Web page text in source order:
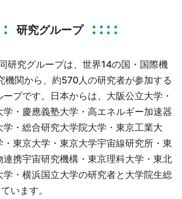
研究グループ
研究グループは、世界14の国・国際機
機関から、約570人の研究者が参加する
プです。日本からは、大阪公立大学・
学・慶應義塾大学・高エネルギー加速器
・総合研究大学院大学・東京工業大
東京大学・東京大学宇宙線研究所・東
携宇宙研究機構・東京理科大学・東北
学・横浜国立大学の研究者と大学院生総
います。